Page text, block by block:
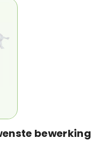
bewerking